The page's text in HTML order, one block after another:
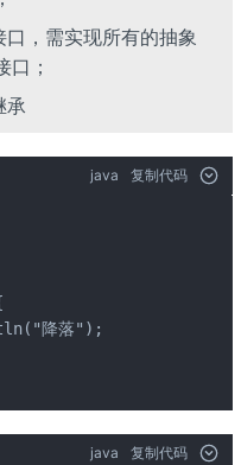
口，需实现所有的抽象
口；
承
java 复制代码
降落");
java 复制代码